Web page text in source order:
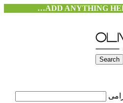
ADD ANYTHING
Search